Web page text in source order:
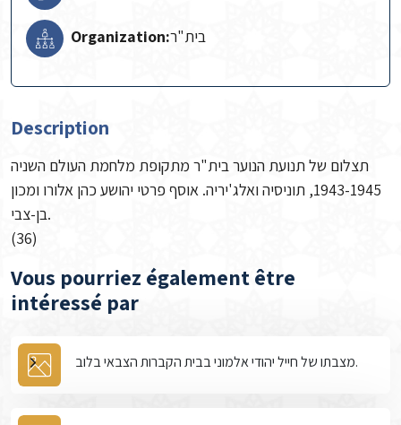
Organization:
Description
תצלום של תנועת הנוער בית"ר מתקופת מלחמת העולם השניה
1943-1945, תוניסיה ואלג'יריה. אוסף פרטי יהושע כהן אלורו ומכון
בן-צבי.
(36)
Vous pourriez également être
intéressé par
מצבתו של חייל יהודי אלמוני בבית הקברות הצבאי בלוב.